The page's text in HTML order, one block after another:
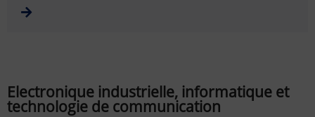
Electronique industrielle, informatique et
technologie de communication